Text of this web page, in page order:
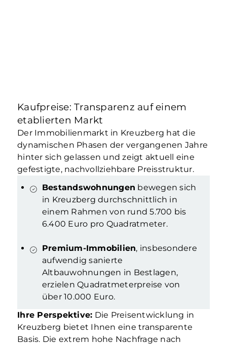
Kaufpreise: Transparenz auf einem
etablierten Markt
Der Immobilienmarkt in Kreuzberg hat die
dynamischen Phasen der vergangenen Jahre
hinter sich gelassen und zeigt aktuell eine
gefestigte, nachvollziehbare Preisstruktur.
Bestandswohnungen bewegen sich
in Kreuzberg durchschnittlich in
einem Rahmen von rund 5.700 bis
6.400 Euro pro Quadratmeter.
Premium-Immobilien, insbesondere
aufwendig sanierte
Altbauwohnungen in Bestlagen,
erzielen Quadratmeterpreise von
über 10.000 Euro.
Ihre Perspektive: Die Preisentwicklung in
Kreuzberg bietet Ihnen eine transparente
Basis. Die extrem hohe Nachfrage nach